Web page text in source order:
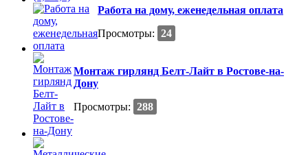
Работа на дому, еженедельная оплата
Просмотры: 24
Монтаж гирлянд Белт-Лайт в Ростове-на-
Дону
Просмотры: 288